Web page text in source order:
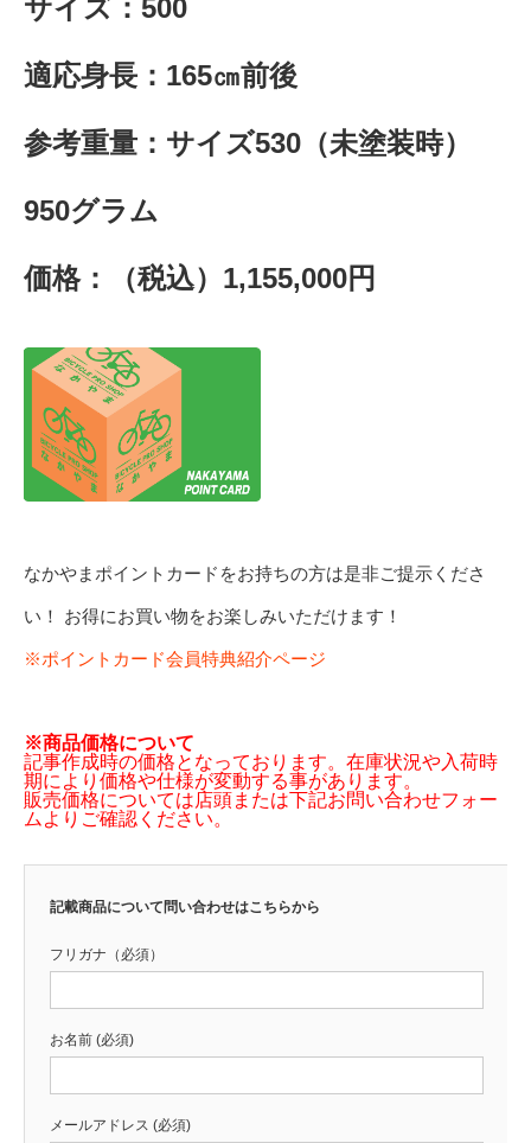
サイズ：500
適応身長：165㎝前後
参考重量：サイズ530（未塗装時）
950グラム
価格：（税込）1,155,000円
なかやまポイントカードをお持ちの方は是非ご提示くださ
い！ お得にお買い物をお楽しみいただけます！
※ポイントカード会員特典紹介ページ
※商品価格について
記事作成時の価格となっております。在庫状況や入荷時
期により価格や仕様が変動する事があります。
販売価格については店頭または下記お問い合わせフォー
ムよりご確認ください。
記載商品について問い合わせはこちらから
フリガナ（必須）
お名前 (必須)
メールアドレス (必須)